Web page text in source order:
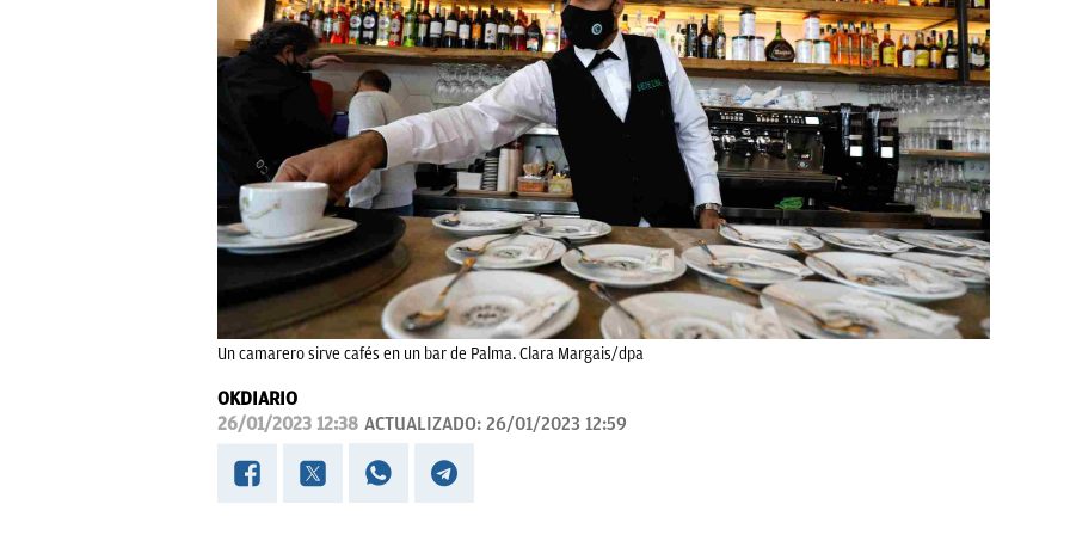
Un camarero sirve cafés en un bar de Palma. Clara Margais/dpa
OKDIARIO
26/01/2023 12:38 ACTUALIZADO: 26/01/2023 12:59